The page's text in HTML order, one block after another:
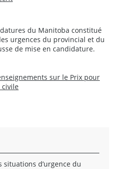
du Manitoba constitué
urgences du provincial et du
de mise en candidature.
sur le Prix pour
civile
d’urgence du